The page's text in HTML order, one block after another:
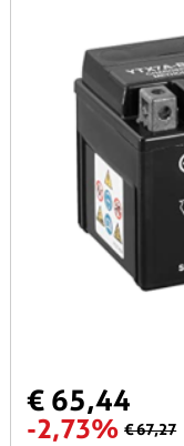
€ 65,44
-2,73% € 67,27